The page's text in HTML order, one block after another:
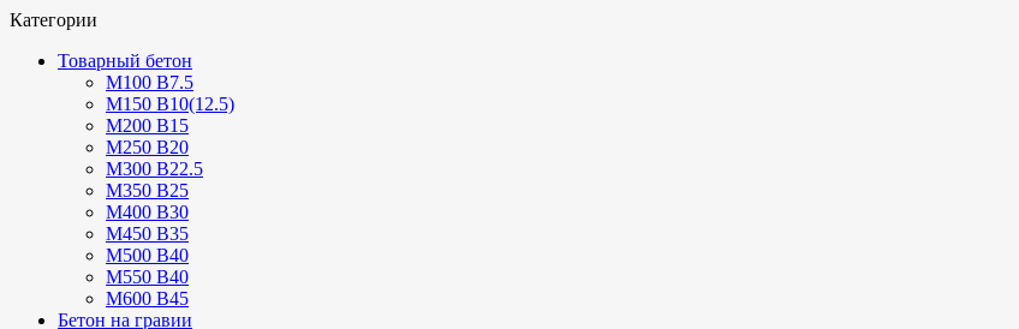
Категории
Товарный бетон
М100 В7.5
М150 В10(12.5)
М200 В15
М250 В20
М300 В22.5
М350 В25
М400 В30
М450 В35
М500 В40
М550 В40
М600 В45
Бетон на гравии